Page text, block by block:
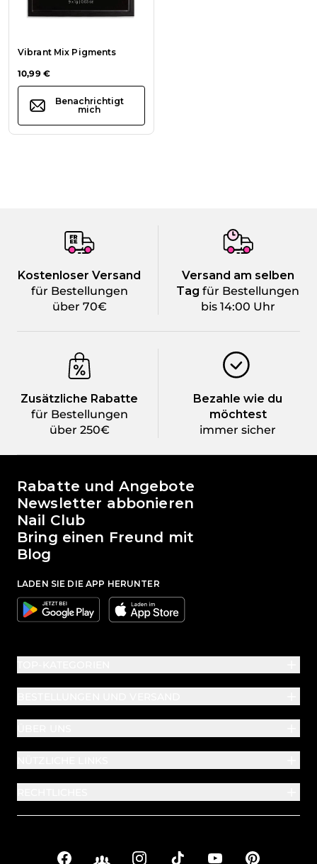
Vibrant Mix Pigments
10,99 €
Benachrichtigt
mich
Kostenloser Versand
für Bestellungen
über 70€
Versand am selben
Tag für Bestellungen
bis 14:00 Uhr
Zusätzliche Rabatte
für Bestellungen
über 250€
Bezahle wie du
möchtest
immer sicher
Die Welt von Passione Beauty
Rabatte und Angebote
Newsletter abbonieren
Nail Club
Bring einen Freund mit
Blog
LADEN SIE DIE APP HERUNTER
Google Apple
FacebookFacebook Groups
InstagramTikTok YouTubePinterest